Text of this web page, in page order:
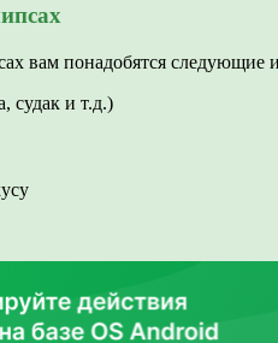
вам понадобятся следующие
судак и т.д.)